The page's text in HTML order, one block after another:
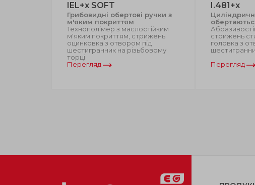
IEL+x SOFT
Грибовидні обертові ручки з
м'яким покриттям
Технополімер з маслостійким
м'яким покриттям, стрижень
оцинковка з отвором під
шестигранник на різьбовому
торці
Перегляд
I.481+x
стрижень
головка з
Перегляд